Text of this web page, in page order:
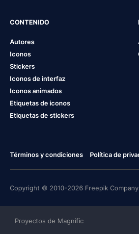
CONTENIDO
Autores
Iconos
Stickers
Iconos de interfaz
Iconos animados
Etiquetas de iconos
Etiquetas de stickers
Términos y condiciones Política de
Copyright © 2010-2026 Freepik
Proyectos de Magnific